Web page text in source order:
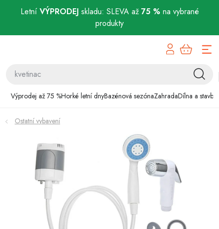
Letní VÝPRODEJskladu: SLEVA až 75 % na vybrané
produkty
Výprodej až 75 %Horké letní dnyBazénová sezónaZahradaDílna a stavba
Bazénová sezóna
Zahrada
Dílna a stavba
Domácnost
Chovatelské potřeby
Hobby
Ostatní vybavení